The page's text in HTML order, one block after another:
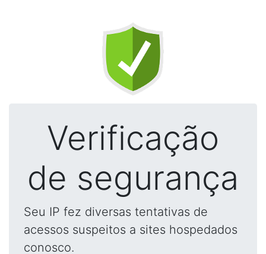
Verificação
de segurança
Seu IP fez diversas tentativas de
acessos suspeitos a sites hospedados
conosco.